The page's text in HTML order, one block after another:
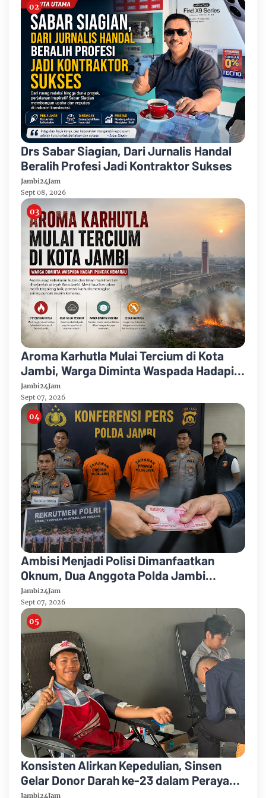
Drs Sabar Siagian, Dari Jurnalis Handal
Beralih Profesi Jadi Kontraktor Sukses
Jambi24Jam
Sept 08, 2026
Aroma Karhutla Mulai Tercium di Kota
Jambi, Warga Diminta Waspada Hadapi
Puncak Kemarau
Jambi24Jam
Sept 07, 2026
Ambisi Menjadi Polisi Dimanfaatkan
Oknum, Dua Anggota Polda Jambi
Diduga Tipu Calon Bintara dengan Janji
Kelulusan
Jambi24Jam
Sept 07, 2026
Konsisten Alirkan Kepedulian, Sinsen
Gelar Donor Darah ke-23 dalam Perayaan
Anniversary Sinsen
Jambi24Jam